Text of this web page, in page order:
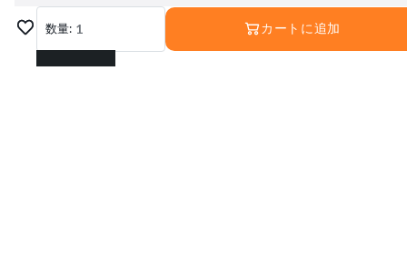
数量: 1
1
カートに追加